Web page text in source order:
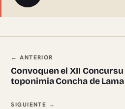
Navegación ente
← ANTERIOR
Convoquen el XII
toponimia Concha de Lama
SIGUIENTE →